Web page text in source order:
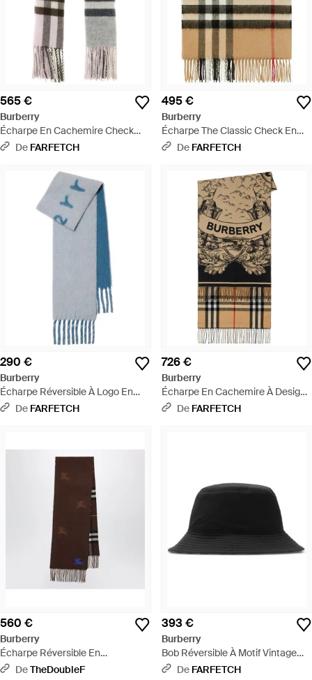
565 €
Burberry
Écharpe En Cachemire Check
Contrastée - Rose
De FARFETCH
495 €
Burberry
Écharpe The Classic Check En
Cachemire - Multicolore
De FARFETCH
290 €
Burberry
Écharpe Réversible À Logo En
Intarsia - Bleu
De FARFETCH
726 €
Burberry
Écharpe En Cachemire À Design
Réversible - Neutre
De FARFETCH
560 €
Burberry
Écharpe Réversible En
Cachemire À Carreaux Marron -
DeTheDoubleF
393 €
Burberry
Bob Réversible À Motif Vintage
Check - Noir
De FARFETCH